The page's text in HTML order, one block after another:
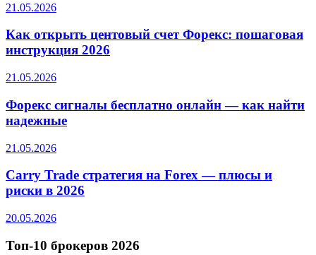
21.05.2026
Как открыть центовый счет Форекс: пошаговая
инструкция 2026
21.05.2026
Форекс сигналы бесплатно онлайн — как найти
надежные
21.05.2026
Carry Trade стратегия на Forex — плюсы и
риски в 2026
20.05.2026
Топ-10 брокеров 2026